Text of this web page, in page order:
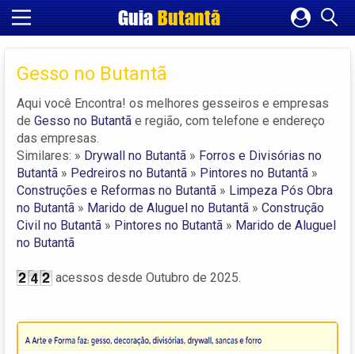
GuiaButantã
Cadastrar empresa
Fazer login
Criar conta
Gesso no Butantã
Aqui você Encontra! os melhores gesseiros e empresas
de Gesso no Butantã e região, com telefone e endereço
das empresas.
Similares: » Drywall no Butantã » Forros e Divisórias no
Butantã » Pedreiros no Butantã » Pintores no Butantã »
Construções e Reformas no Butantã » Limpeza Pós Obra
no Butantã » Marido de Aluguel no Butantã » Construção
Civil no Butantã » Pintores no Butantã » Marido de Aluguel
no Butantã
acessos desde Outubro de 2025.